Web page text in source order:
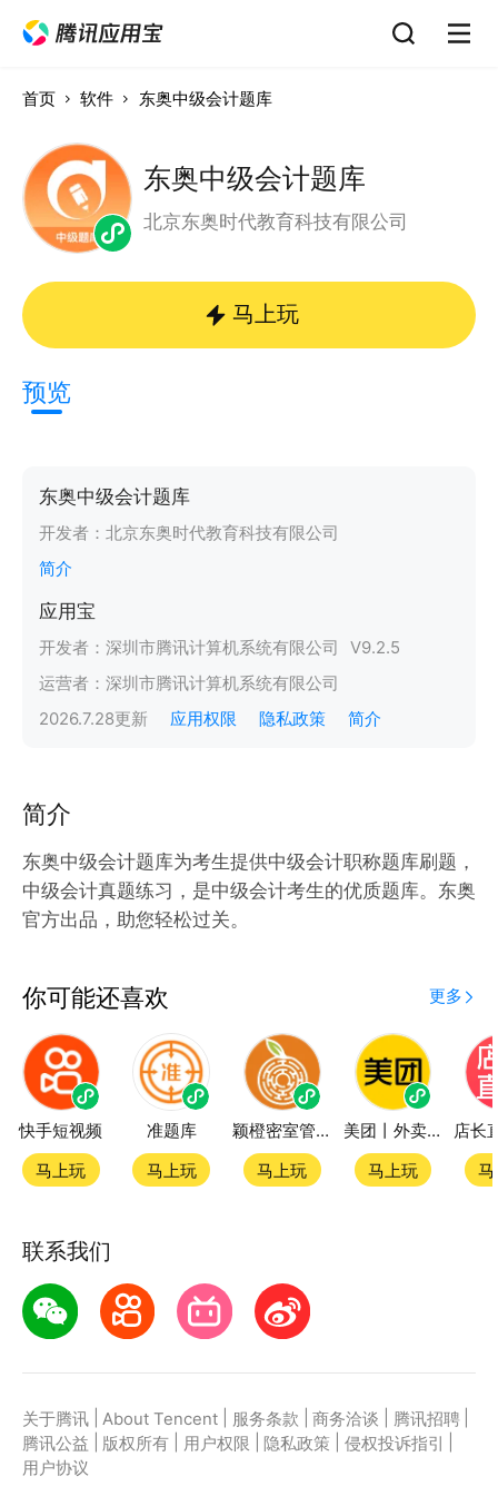
首页 软件 东奥中级会计题库
东奥中级会计题库
北京东奥时代教育科技有限公司
马上玩
预览
东奥中级会计题库
开发者： 北京东奥时代教育科技有限公司
简介
应用宝
开发者： 深圳市腾讯计算机系统有限公司 V9.2.5
运营者： 深圳市腾讯计算机系统有限公司
2026.7.28更新 应用权限 隐私政策 简介
简介
东奥中级会计题库为考生提供中级会计职称题库刷题，
中级会计真题练习，是中级会计考生的优质题库。东奥
官方出品，助您轻松过关。
你可能还喜欢 更多
快手短视频
马上玩
准题库
马上玩
颖橙密室管家SmartOrange
马上玩
美团丨外卖团购特价美食酒店电影
马上玩
联系我们
关于腾讯 About Tencent 服务条款 商务洽谈 腾讯招聘
腾讯公益
版权所有 用户权限 隐私政策 侵权投诉指引
用户协议